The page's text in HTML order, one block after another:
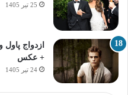
25 تیر 1405
ازدواج
+ عکس
24 تیر 1405